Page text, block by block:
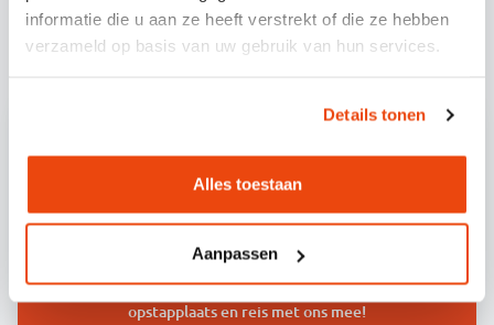
informatie die u aan ze heeft verstrekt of die ze hebben
verzameld op basis van uw gebruik van hun services.
Details tonen
Alles toestaan
Aanpassen
GA JE MET ONS MEE?
Verzeker jezelf van de meest gezellige en zorgeloze
reis naar jouw favoriete festival. Zoek jouw
opstapplaats en reis met ons mee!